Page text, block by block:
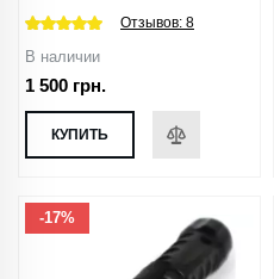
Отзывов: 8
В наличии
1 500 грн.
КУПИТЬ
-17%